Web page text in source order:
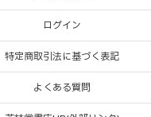
ログイン
特定商取引法に基づく表記
よくある質問